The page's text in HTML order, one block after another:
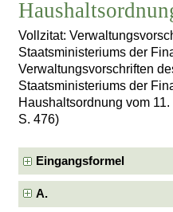
Vollzitat:
Staatsministeriums der
Verwaltungsvorschriften
Staatsministeriums der
Haushaltsordnung vom
S. 476)
Eingangsformel
A.